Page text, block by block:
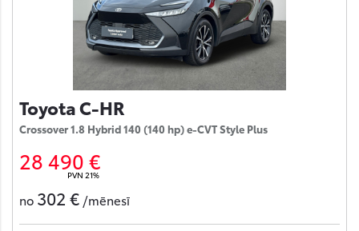
Toyota C-HR
Crossover 1.8 Hybrid 140 (140 hp) e-CVT Style Plus
28 490 €
PVN 21%
no 302 € /mēnesī